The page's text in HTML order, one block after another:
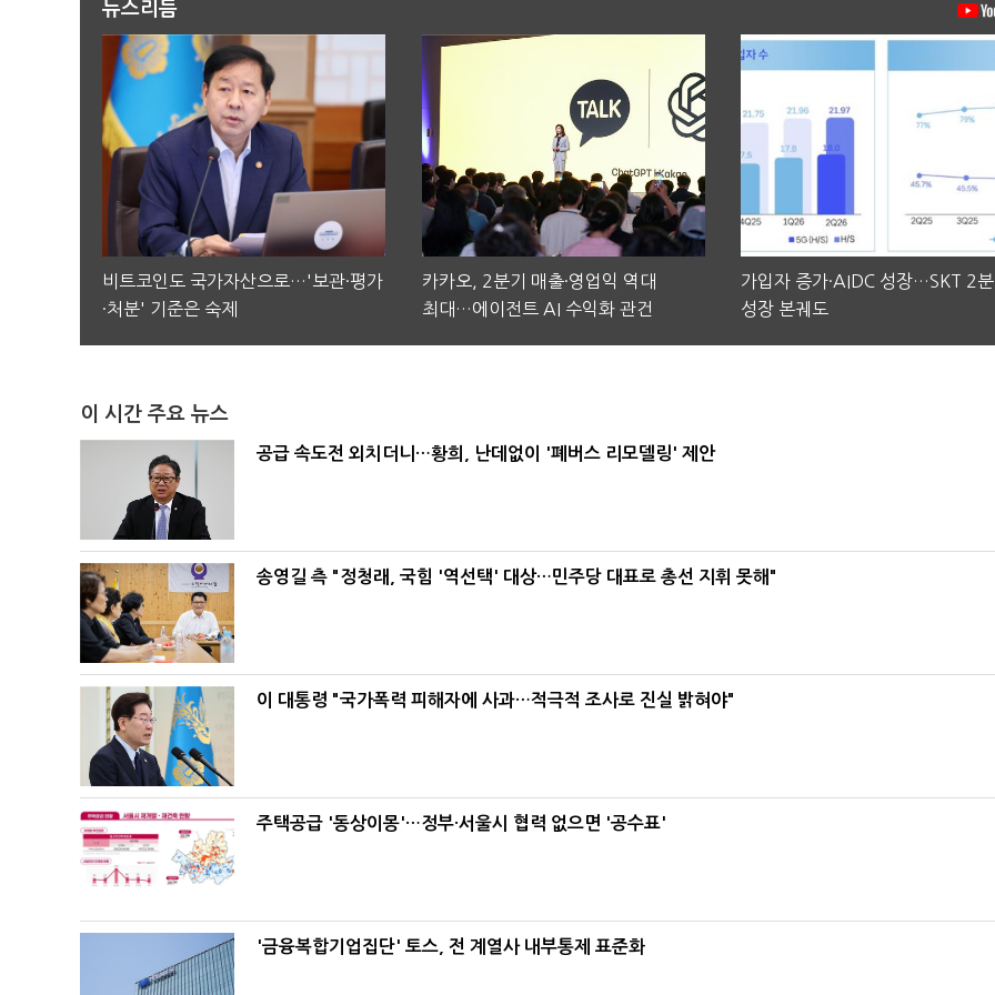
뉴스리듬
비트코인도 국가자산으로…'보관·평가
·처분' 기준은 숙제
카카오, 2분기 매출·영업익 역대
최대…에이전트 AI 수익화 관건
가입자 증가·AIDC 성장…SKT 2
성장 본궤도
이 시간 주요 뉴스
공급 속도전 외치더니…황희, 난데없이 '폐버스 리모델링' 제안
송영길 측 "정청래, 국힘 '역선택' 대상…민주당 대표로 총선 지휘 못해"
이 대통령 "국가폭력 피해자에 사과…적극적 조사로 진실 밝혀야"
주택공급 '동상이몽'…정부·서울시 협력 없으면 '공수표'
'금융복합기업집단' 토스, 전 계열사 내부통제 표준화